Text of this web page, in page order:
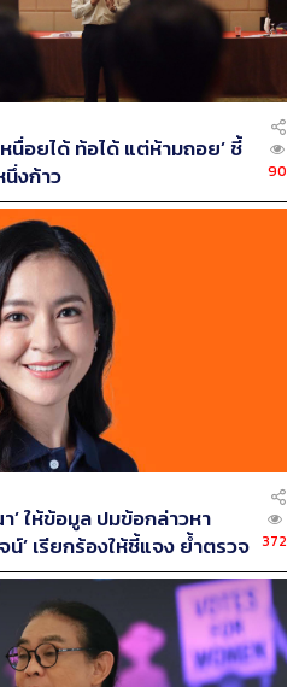
นื่อยได้ ท้อได้ แต่ห้ามถอย’ ชี้
งก้าว
90
’ ให้ข้อมูล ปมข้อกล่าวหา
’ เรียกร้องให้ชี้แจง ย้ำตรวจ
งผู้กระทำผิด
372